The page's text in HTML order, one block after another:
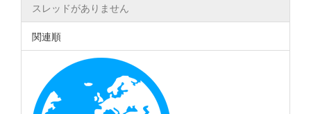
スレッドがありません
関連順